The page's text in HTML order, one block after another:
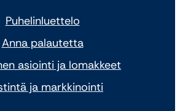
Puhelinluettelo
Anna palautetta
asiointi ja lomakkeet
ja markkinointi